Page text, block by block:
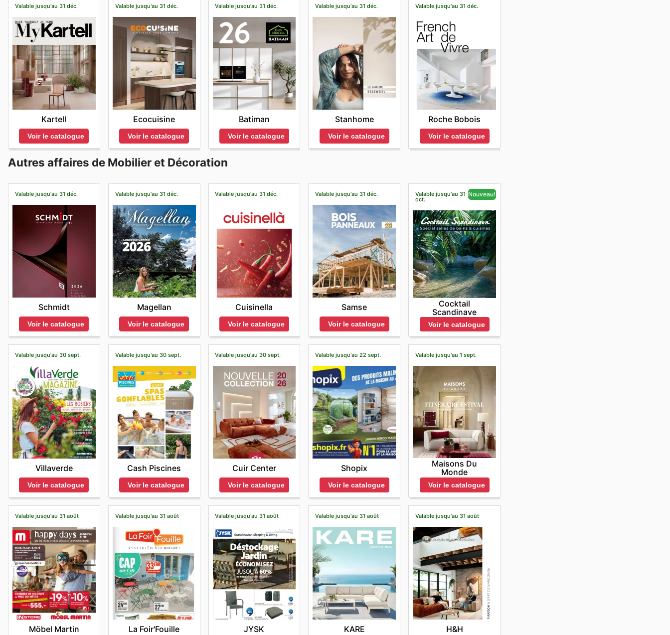
Valable jusqu'au 31 déc.
Kartell
Voir le catalogue
Valable jusqu'au 31 déc.
Ecocuisine
Voir le catalogue
Valable jusqu'au 31 déc.
Batiman
Voir le catalogue
Valable jusqu'au 31 déc.
Stanhome
Voir le catalogue
Valable jusqu'au 31 déc.
Roche Bobois
Voir le catalogue
Autres affaires de Mobilier et Décoration
Valable jusqu'au 31 déc.
Schmidt
Voir le catalogue
Valable jusqu'au 31 déc.
Magellan
Voir le catalogue
Valable jusqu'au 31 déc.
Cuisinella
Voir le catalogue
Valable jusqu'au 31 déc.
Samse
Voir le catalogue
Valable jusqu'au 31
oct.
Nouveau!
Cocktail
Scandinave
Voir le catalogue
Valable jusqu'au 30 sept.
Villaverde
Voir le catalogue
Valable jusqu'au 30 sept.
Cash Piscines
Voir le catalogue
Valable jusqu'au 30 sept.
Cuir Center
Voir le catalogue
Valable jusqu'au 22 sept.
Shopix
Voir le catalogue
Valable jusqu'au 1 sept.
Maisons Du
Monde
Voir le catalogue
Valable jusqu'au 31 août
Möbel Martin
Valable jusqu'au 31 août
La Foir'Fouille
Valable jusqu'au 31 août
JYSK
Valable jusqu'au 31 août
KARE
Valable jusqu'au 31 août
H&H